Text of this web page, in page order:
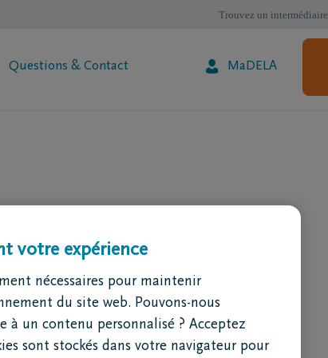
Trouvez un intermédiaire
Questions & Contact MaDELA
votre expérience
nécessaires pour maintenir
du site web. Pouvons-nous
à un contenu personnalisé ? Acceptez
sont stockés dans votre navigateur pour